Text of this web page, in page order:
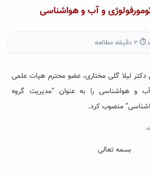
و آب و هواشناسی
⏱ ۲ دقیقه مطالعه
لیلا گلی مختاری، عضو محترم هیات علمی
آب و هواشناسی را به عنوان “مدیریت گروه
منصوب کرد.
بسمه تعالی